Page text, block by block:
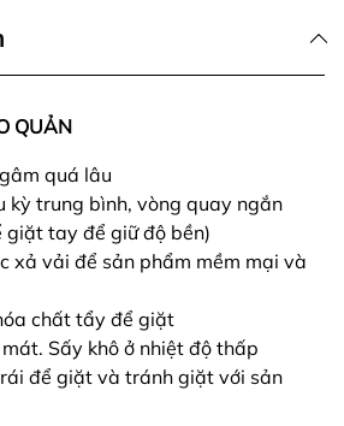
QUẢN
quá lâu
kỳ trung bình, vòng quay ngắn
giặt tay để giữ độ bền)
xả vải để sản phẩm mềm mại và
chất tẩy để giặt
Sấy khô ở nhiệt độ thấp
để giặt và tránh giặt với sản